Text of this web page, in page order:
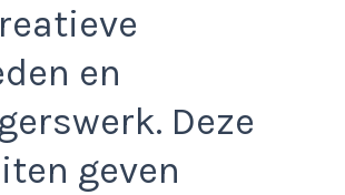
en
Deze
geven